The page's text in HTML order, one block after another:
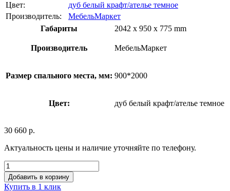
Цвет:
дуб белый крафт/ателье темное
Производитель:
МебельМаркет
Габариты
2042 x 950 x 775 mm
Производитель МебельМаркет
Размер спального места, мм: 900*2000
Цвет: дуб белый крафт/ателье темное
30 660 р.
Актуальность цены и наличие уточняйте по телефону.
Добавить в корзину
Купить в 1 клик